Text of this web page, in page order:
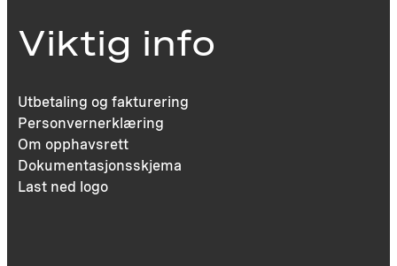
Viktig info
Utbetaling og fakturering
Personvernerklæring
Om opphavsrett
Dokumentasjonsskjema
Last ned logo